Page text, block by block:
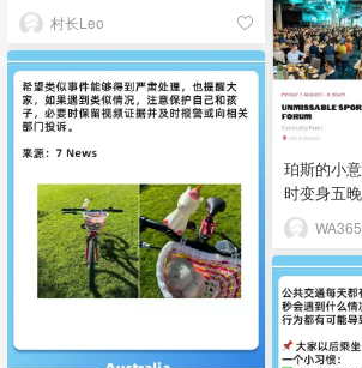
村长Leo
珀斯的小
时变身五晚